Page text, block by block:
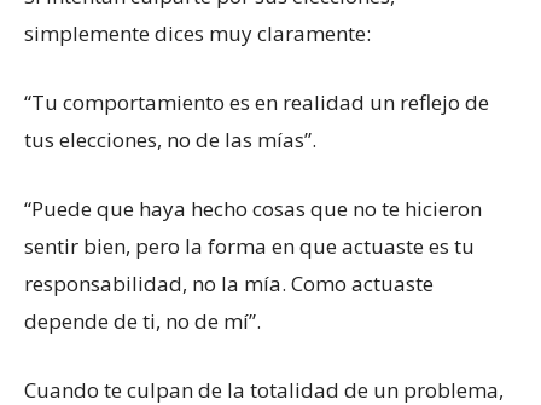
simplemente dices muy claramente:
“Tu comportamiento es en realidad un reflejo de
tus elecciones, no de las mías”.
“Puede que haya hecho cosas que no te hicieron
sentir bien, pero la forma en que actuaste es tu
responsabilidad, no la mía. Como actuaste
depende de ti, no de mí”.
Cuando te culpan de la totalidad de un problema,